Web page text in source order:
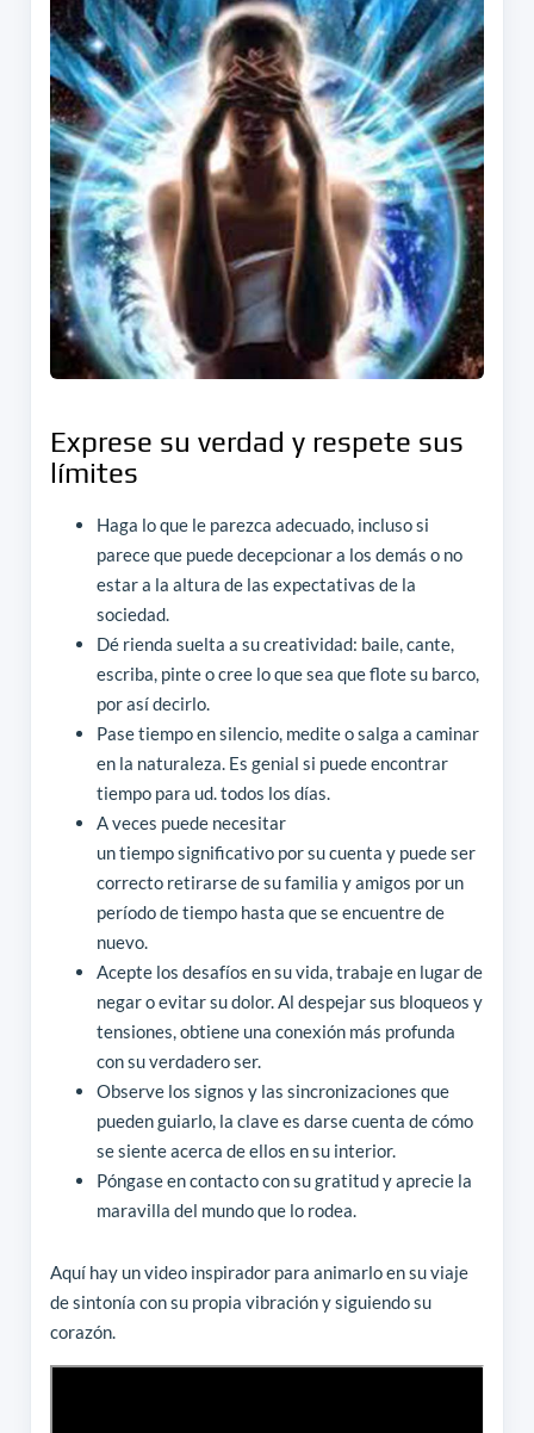
Exprese su verdad y respete sus
límites
Haga lo que le parezca adecuado, incluso si
parece que puede decepcionar a los demás o no
estar a la altura de las expectativas de la
sociedad.
Dé rienda suelta a su creatividad: baile, cante,
escriba, pinte o cree lo que sea que flote su barco,
por así decirlo.
Pase tiempo en silencio, medite o salga a caminar
en la naturaleza. Es genial si puede encontrar
tiempo para ud. todos los días.
A veces puede necesitar
un tiempo significativo por su cuenta y puede ser
correcto retirarse de su familia y amigos por un
período de tiempo hasta que se encuentre de
nuevo.
Acepte los desafíos en su vida, trabaje en lugar de
negar o evitar su dolor. Al despejar sus bloqueos y
tensiones, obtiene una conexión más profunda
con su verdadero ser.
Observe los signos y las sincronizaciones que
pueden guiarlo, la clave es darse cuenta de cómo
se siente acerca de ellos en su interior.
Póngase en contacto con su gratitud y aprecie la
maravilla del mundo que lo rodea.
Aquí hay un video inspirador para animarlo en su viaje
de sintonía con su propia vibración y siguiendo su
corazón.